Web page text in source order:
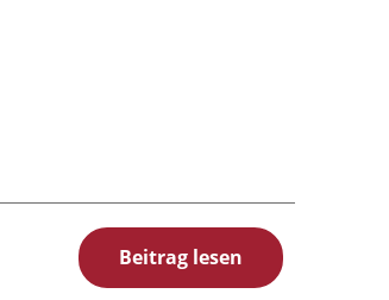
Beitrag lesen